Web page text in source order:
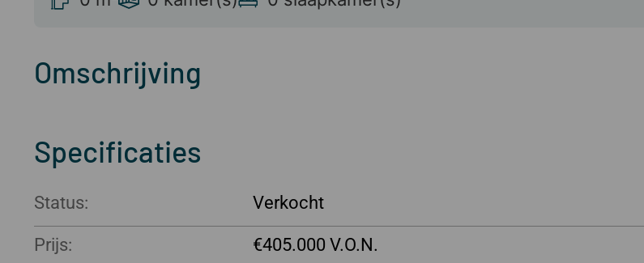
Omschrijving
Specificaties
Status: Verkocht
Prijs: €405.000